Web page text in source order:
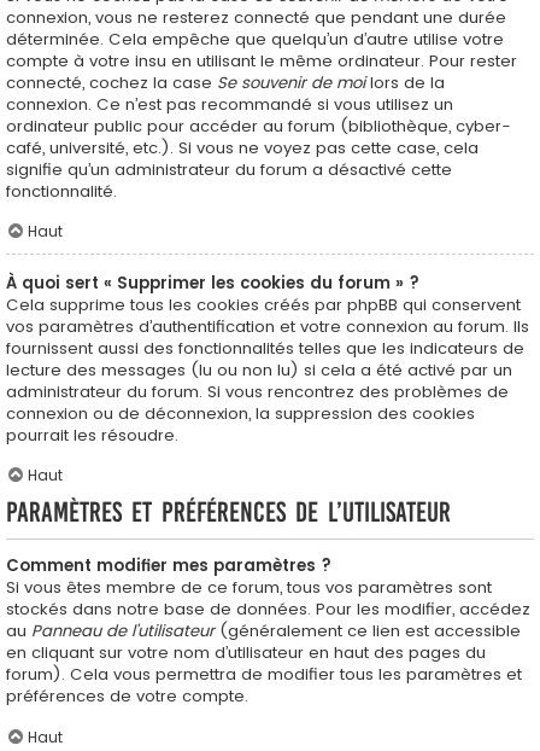
connexion, vous ne resterez connecté que pendant une durée
déterminée. Cela empêche que quelqu’un d’autre utilise votre
compte à votre insu en utilisant le même ordinateur. Pour rester
connecté, cochez la case Se souvenir de moilors de la
connexion. Ce n’est pas recommandé si vous utilisez un
ordinateur public pour accéder au forum (bibliothèque, cyber-
café, université, etc.). Si vous ne voyez pas cette case, cela
signifie qu’un administrateur du forum a désactivé cette
fonctionnalité.
Haut
À quoi sert « Supprimer les cookies du forum » ?
Cela supprime tous les cookies créés par phpBB qui conservent
vos paramètres d’authentification et votre connexion au forum. Ils
fournissent aussi des fonctionnalités telles que les indicateurs de
lecture des messages (lu ou non lu) si cela a été activé par un
administrateur du forum. Si vous rencontrez des problèmes de
connexion ou de déconnexion, la suppression des cookies
pourrait les résoudre.
Haut
Paramètres et préférences de l’utilisateur
Comment modifier mes paramètres ?
Si vous êtes membre de ce forum, tous vos paramètres sont
stockés dans notre base de données. Pour les modifier, accédez
au Panneau de l’utilisateur(généralement ce lien est accessible
en cliquant sur votre nom d’utilisateur en haut des pages du
forum). Cela vous permettra de modifier tous les paramètres et
préférences de votre compte.
Haut